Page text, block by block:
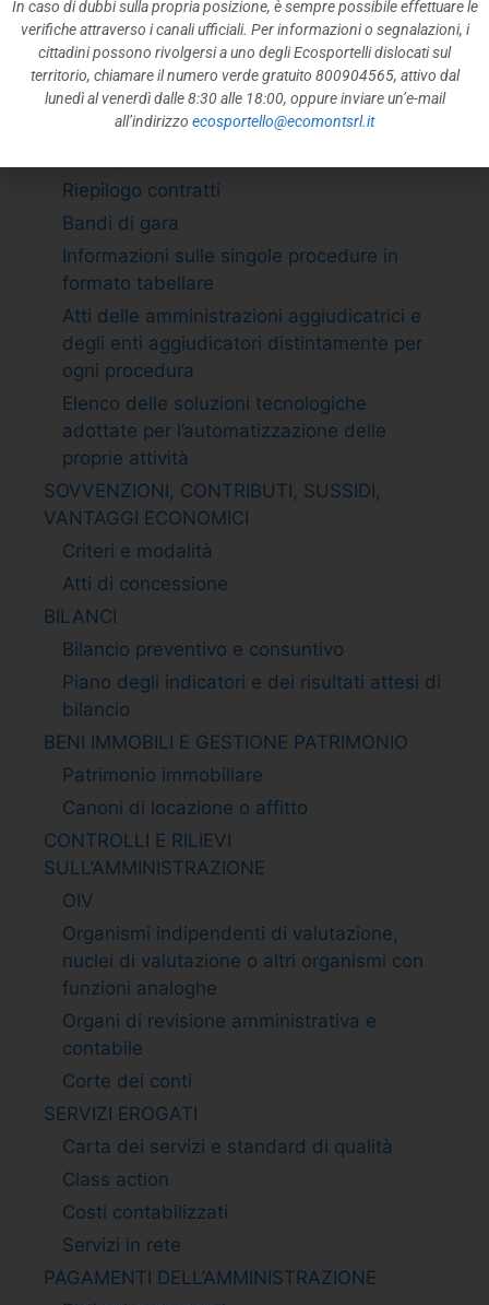
Provvedimenti organi indirizzo politico
Provvedimenti dirigenti amministrativi
CONTROLLI SULLE IMPRESE
BANDI DI GARA E CONTRATTI
Riepilogo contratti
Bandi di gara
Informazioni sulle singole procedure in
formato tabellare
Atti delle amministrazioni aggiudicatrici e
degli enti aggiudicatori distintamente per
ogni procedura
Elenco delle soluzioni tecnologiche
adottate per l’automatizzazione delle
proprie attività
SOVVENZIONI, CONTRIBUTI, SUSSIDI,
VANTAGGI ECONOMICI
Criteri e modalità
Atti di concessione
BILANCI
Bilancio preventivo e consuntivo
Piano degli indicatori e dei risultati attesi di
bilancio
BENI IMMOBILI E GESTIONE PATRIMONIO
Patrimonio immobiliare
Canoni di locazione o affitto
CONTROLLI E RILIEVI
SULL’AMMINISTRAZIONE
OIV
Organismi indipendenti di valutazione,
nuclei di valutazione o altri organismi con
funzioni analoghe
Organi di revisione amministrativa e
contabile
Corte dei conti
SERVIZI EROGATI
Carta dei servizi e standard di qualità
Class action
Costi contabilizzati
Servizi in rete
PAGAMENTI DELL’AMMINISTRAZIONE
In caso di dubbi sulla propria posizione, è sempre possibile effettuare le
verifiche attraverso i canali ufficiali. Per informazioni o segnalazioni, i
cittadini possono rivolgersi a uno degli Ecosportelli dislocati sul
territorio, chiamare il numero verde gratuito 800904565, attivo dal
lunedì al venerdì dalle 8:30 alle 18:00, oppure inviare un’e-mail
all’indirizzo ecosportello@ecomontsrl.it